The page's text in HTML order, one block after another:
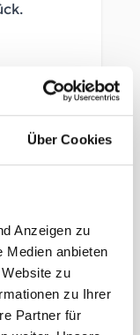
Über Cookies
Anzeigen zu
Medien anbieten
zu
zu Ihrer
Partner für
€ - 20%